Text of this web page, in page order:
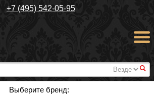
+7 (495) 542-05-95
#
Выберите бренд: